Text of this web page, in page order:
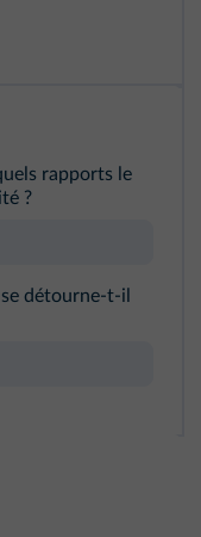
rapports le
?
détourne-t-il